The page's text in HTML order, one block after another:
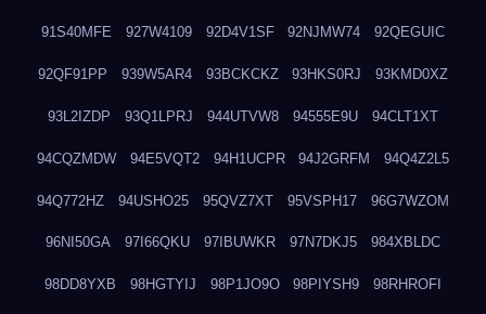
91S40MFE 927W4109 92D4V1SF 92NJMW74 92QEGUIC
92QF91PP 939W5AR4 93BCKCKZ 93HKS0RJ 93KMD0XZ
93L2IZDP 93Q1LPRJ 944UTVW8 94555E9U 94CLT1XT
94CQZMDW 94E5VQT2 94H1UCPR 94J2GRFM 94Q4Z2L5
94Q772HZ 94USHO25 95QVZ7XT 95VSPH17 96G7WZOM
96NI50GA 97I66QKU 97IBUWKR 97N7DKJ5 984XBLDC
98DD8YXB 98HGTYIJ 98P1JO9O 98PIYSH9 98RHROFI